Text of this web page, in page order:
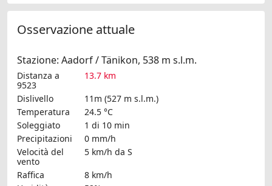
Osservazione attuale
Stazione: Aadorf / Tänikon, 538 m s.l.m.
Distanza a
9523
13.7 km
Dislivello
11m (527 m s.l.m.)
Temperatura
24.5 °C
Soleggiato
1 di 10 min
Precipitazioni
0 mm/h
Velocità del
vento
5 km/h da S
Raffica
8 km/h